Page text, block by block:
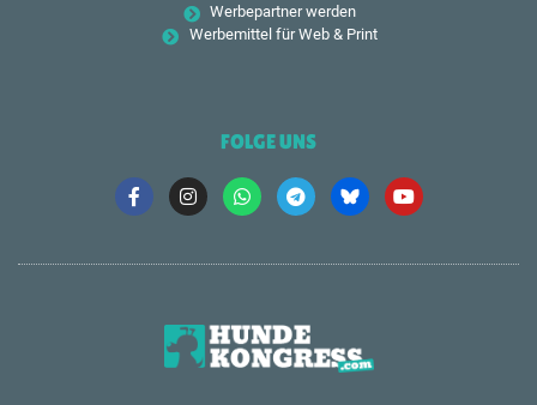
Werbepartner werden
Werbemittel für Web & Print
FOLGE UNS